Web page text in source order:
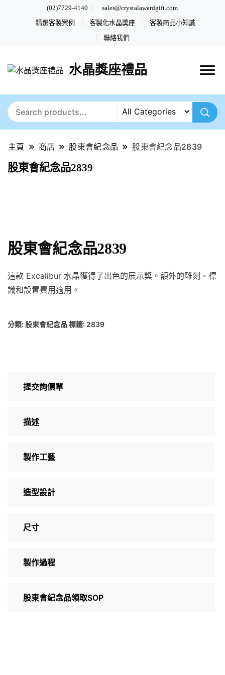
(02)7729-4140 sales@crystalawardgift.com
精選客製案例 客製化水晶獎座 客製商品小知識
聯絡我們
水晶獎座禮品
主頁 商店 股東會紀念品 股東會紀念品2839
股東會紀念品2839
股東會紀念品2839
這款 Excalibur 水晶獲得了出色的展示獎。額外的雕刻、標
識和設置費用適用。
分類: 股東會紀念品標籤: 2839
提交詢價單
描述
製作工藝
造型設計
尺寸
製作過程
股東會紀念品領取SOP